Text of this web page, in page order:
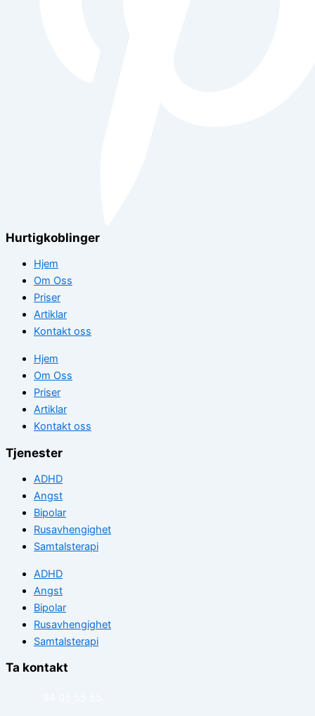
Hurtigkoblinger
Hjem
Om Oss
Priser
Artiklar
Kontakt oss
Hjem
Om Oss
Priser
Artiklar
Kontakt oss
Tjenester
ADHD
Angst
Bipolar
Rusavhengighet
Samtalsterapi
ADHD
Angst
Bipolar
Rusavhengighet
Samtalsterapi
Ta kontakt